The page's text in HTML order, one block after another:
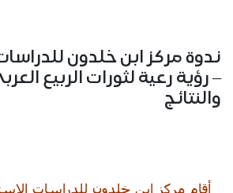
ندوة مركز ابن خلدون
– رؤية رعية لثورات الربيع
والنتائج